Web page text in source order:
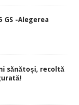
GS -Alegerea
sănătoși, recoltă